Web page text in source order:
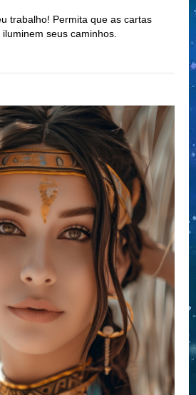
trabalho! Permita que as cartas
seus caminhos.